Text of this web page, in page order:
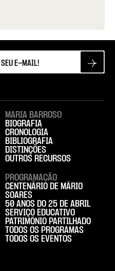
2023
MARIA BARROSO
BIOGRAFIA
CRONOLOGIA
BIBLIOGRAFIA
DISTINÇÕES
OUTROS RECURSOS
PROGRAMAÇÃO
CENTENÁRIO DE MÁRIO
SOARES
50 ANOS DO 25 DE ABRIL
SERVIÇO EDUCATIVO
PATRIMÓNIO PARTILHADO
TODOS OS PROGRAMAS
TODOS OS EVENTOS